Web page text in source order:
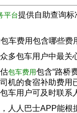
平台提供自助查询
车费用包含哪些费
多包车用户中最关
包车费用包含“路桥
机的食宿补助费
车用户可及时联系
人人巴士APP能